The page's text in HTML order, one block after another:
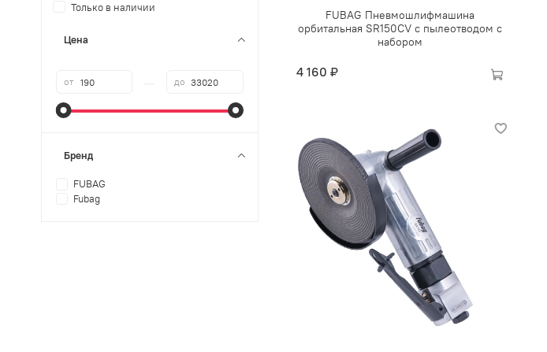
FUBAG Пневмошлифмашина
орбитальная SR150CV с пылеотводом c
набором
4 160 ₽
Только в наличии
Цена
от до
Бренд
FUBAG
Fubag